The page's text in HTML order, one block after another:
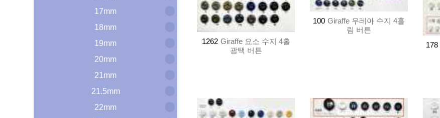
17mm
18mm
19mm
20mm
21mm
21.5mm
22mm
1262 Giraffe 요소 수지 4홀
광택 버튼
100 Giraffe 우레아 수지 4홀
림 버튼
178